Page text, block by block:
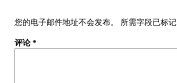
您的电子邮件地址不会发布。 所需字段已标记
评论*